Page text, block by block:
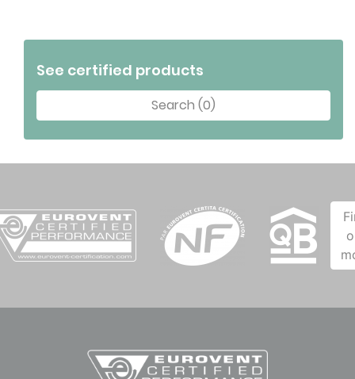
See certified products
Search (0)